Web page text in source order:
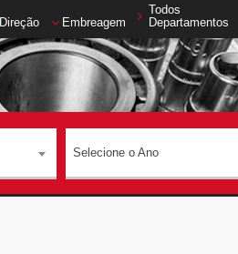
Direção Embreagem
Todos
Departamentos
Selecione o Ano